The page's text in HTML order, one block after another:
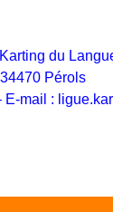
du
Pérols
E-mail :